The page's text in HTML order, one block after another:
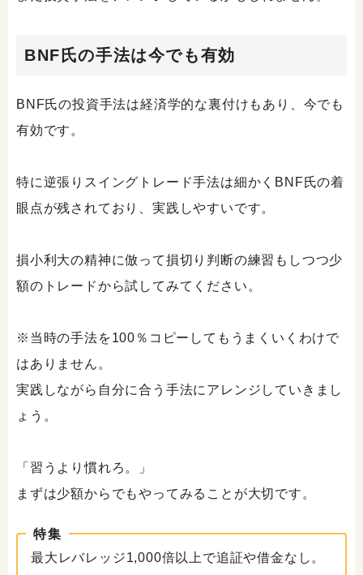
BNF氏の手法は今でも有効
BNF氏の投資手法は経済学的な裏付けもあり、今でも
有効です。
特に逆張りスイングトレード手法は細かくBNF氏の着
眼点が残されており、実践しやすいです。
損小利大の精神に倣って損切り判断の練習もしつつ少
額のトレードから試してみてください。
※当時の手法を100％コピーしてもうまくいくわけで
はありません。
実践しながら自分に合う手法にアレンジしていきまし
ょう。
「習うより慣れろ。」
まずは少額からでもやってみることが大切です。
特集
最大レバレッジ1,000倍以上で追証や借金なし。